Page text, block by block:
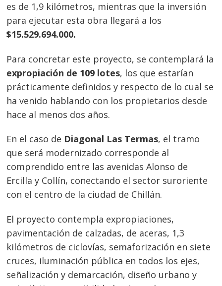
es de 1,9 kilómetros, mientras que la inversión
para ejecutar esta obra llegará a los
$15.529.694.000.
Para concretar este proyecto, se contemplará la
expropiación de 109 lotes, los que estarían
prácticamente definidos y respecto de lo cual se
ha venido hablando con los propietarios desde
hace al menos dos años.
En el caso de Diagonal Las Termas, el tramo
que será modernizado corresponde al
comprendido entre las avenidas Alonso de
Ercilla y Collín, conectando el sector suroriente
con el centro de la ciudad de Chillán.
El proyecto contempla expropiaciones,
pavimentación de calzadas, de aceras, 1,3
kilómetros de ciclovías, semaforización en siete
cruces, iluminación pública en todos los ejes,
señalización y demarcación, diseño urbano y